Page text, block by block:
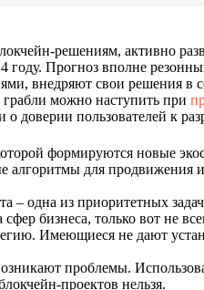
решениям, активно
году. Прогноз вполне
внедряют свои решения в
можно наступить при
доверии пользователей к
формируются новые
алгоритмы для
– одна из приоритетных
бизнеса, только вот не
Имеющиеся не дают
проблемы.
проектов нельзя.